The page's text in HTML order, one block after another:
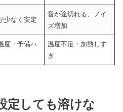
少なく安定
音が途切れる、ノイ
ズ増加
度・予備ハ
温度不足・加熱しす
ぎ
定しても溶けな